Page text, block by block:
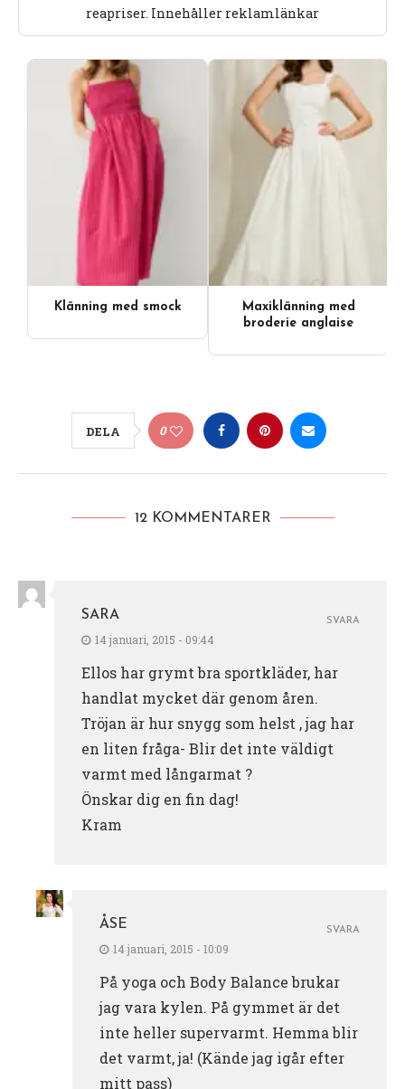
reapriser. Innehåller reklamlänkar
Klänning med smock
Maxiklänning med
broderie anglaise
DELA 0
12 KOMMENTARER
SARA
14 januari, 2015 - 09:44
Ellos har grymt bra sportkläder, har
handlat mycket där genom åren.
Tröjan är hur snygg som helst , jag har
en liten fråga- Blir det inte väldigt
varmt med långarmat ?
Önskar dig en fin dag!
Kram
SVARA
ÅSE
14 januari, 2015 - 10:09
På yoga och Body Balance brukar
jag vara kylen. På gymmet är det
inte heller supervarmt. Hemma blir
det varmt, ja! (Kände jag igår efter
mitt pass)
SVARA